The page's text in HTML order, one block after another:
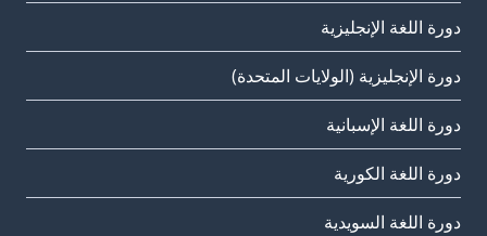
دورة اللغة الإنجليزية
دورة الإنجليزية (الولايات المتحدة)
دورة اللغة الإسبانية
دورة اللغة الكورية
دورة اللغة السويدية